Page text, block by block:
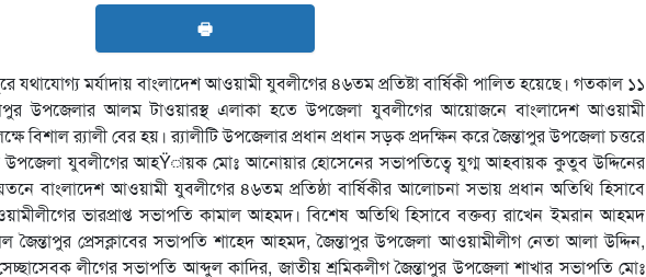
🖶
যথাযোগ্য মর্যাদায় বাংলাদেশ আওয়ামী যুবলীগের ৪৬তম প্রতিষ্টা বার্ষিকী পালিত হয়েছে। গতকাল ১১
উপজেলার আলম টাওয়ারস্থ এলাকা হতে উপজেলা যুবলীগের আয়োজনে বাংলাদেশ আওয়ামী
বিশাল র‌্যালী বের হয়। র‌্যালীটি উপজেলার প্রধান প্রধান সড়ক প্রদক্ষিন করে জৈন্তাপুর উপজেলা চত্তরে
উপজেলা যুবলীগের আহŸায়ক মোঃ আনোয়ার হোসেনের সভাপতিত্বে যুগ্ম আহবায়ক কুতুব উদ্দিনের
বাংলাদেশ আওয়ামী যুবলীগের ৪৬তম প্রতিষ্ঠা বার্ষিকীর আলোচনা সভায় প্রধান অতিথি হিসাবে
ভারপ্রাপ্ত সভাপতি কামাল আহমদ। বিশেষ অতিথি হিসাবে বক্তব্য রাখেন ইমরান আহমদ
জৈন্তাপুর প্রেসক্লাবের সভাপতি শাহেদ আহমদ, জৈন্তাপুর উপজেলা আওয়ামীলীগ নেতা আলা উদ্দিন,
লীগের সভাপতি আব্দুল কাদির, জাতীয় শ্রমিকলীগ জৈন্তাপুর উপজেলা শাখার সভাপতি মোঃ